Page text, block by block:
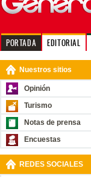
PORTADA EDITORIAL
Nuestros sitios
Opinión
Turismo
Notas de prensa
Encuestas
REDES SOCIALES